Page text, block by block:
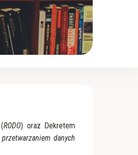
RODO) oraz Dekretem
danych